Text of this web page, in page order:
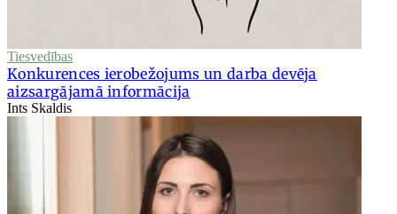
Tiesvedības
Konkurences ierobežojums un darba devēja
aizsargājamā informācija
Ints Skaldis